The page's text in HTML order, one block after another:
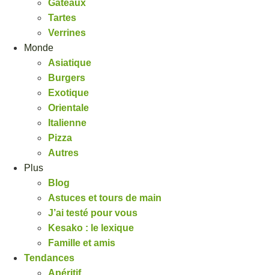
Gâteaux
Tartes
Verrines
Monde
Asiatique
Burgers
Exotique
Orientale
Italienne
Pizza
Autres
Plus
Blog
Astuces et tours de main
J’ai testé pour vous
Kesako : le lexique
Famille et amis
Tendances